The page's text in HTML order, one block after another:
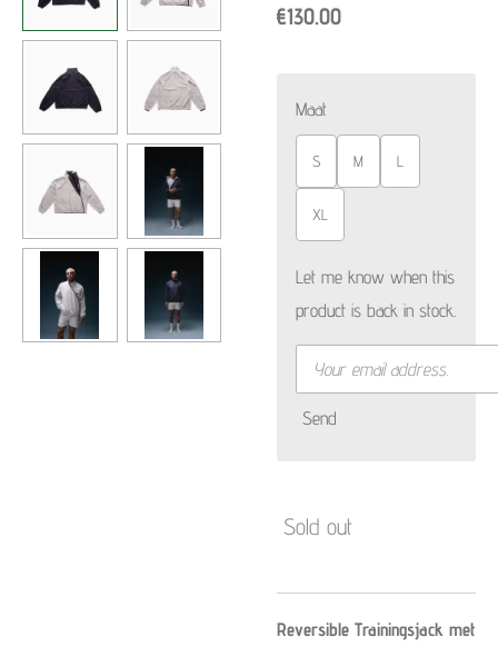
€130.00
Maat
S M L
XL
Let me know when this
product is back in stock.
Send
Sold out
Reversible Trainingsjack met